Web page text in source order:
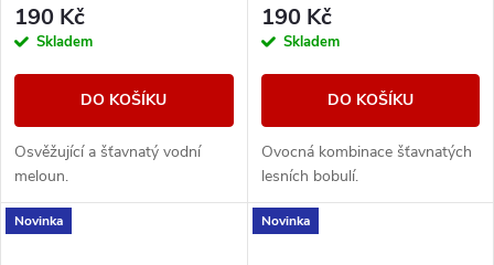
190 Kč
Skladem
DO KOŠÍKU
Osvěžující a šťavnatý vodní
meloun.
190 Kč
Skladem
DO KOŠÍKU
Ovocná kombinace šťavnatých
lesních bobulí.
Novinka Novinka